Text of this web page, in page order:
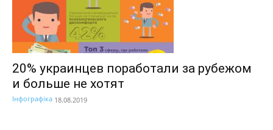
20% украинцев поработали за рубежом
и больше не хотят
Інфографіка 18.08.2019